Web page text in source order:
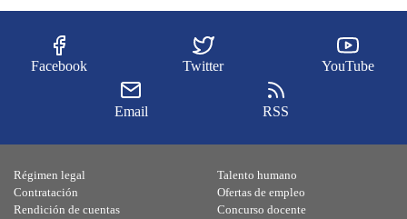
Facebook Twitter YouTube
Email RSS
Régimen legal
Contratación
Rendición de cuentas
Talento humano
Ofertas de empleo
Concurso docente